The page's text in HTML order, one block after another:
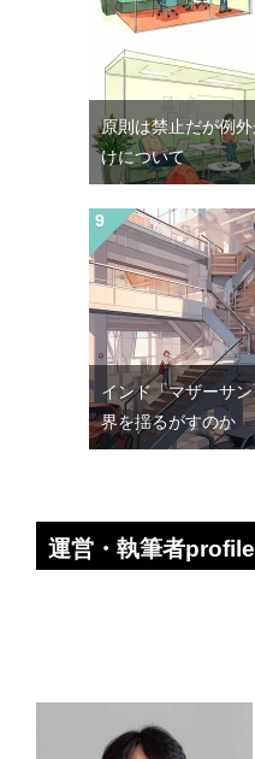
原則は禁止だが例
けについて
インド「マザーサ
界を揺るがすのか
運営・執筆者profile